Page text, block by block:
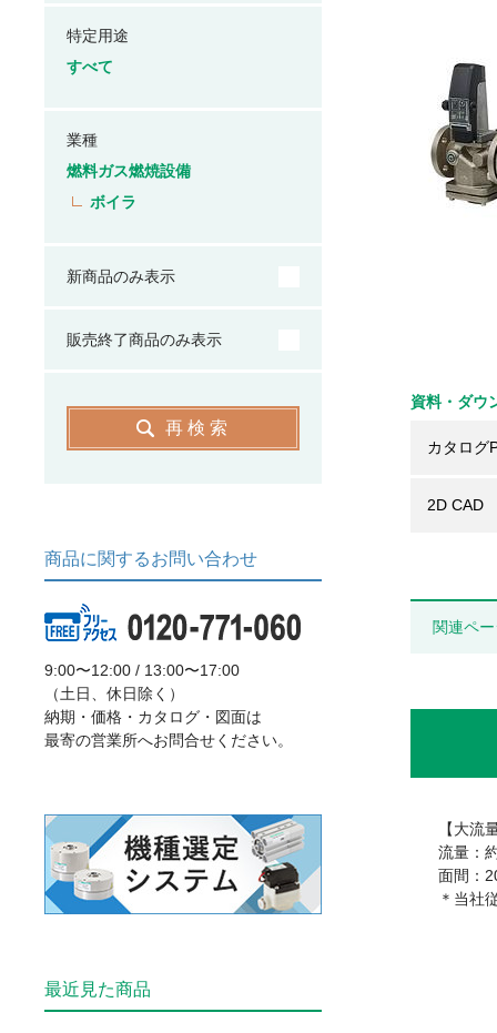
資料・ダウ
カタログ
2D CAD
関連ペ
【大流
流量：
面間：
＊当社
特定用途
すべて
業種
燃料ガス燃焼設備
ボイラ
新商品のみ表示
販売終了商品のみ表示
再検索
商品に関するお問い合わせ
9:00〜12:00 / 13:00〜17:00
（土日、休日除く）
納期・価格・カタログ・図面は
最寄の営業所へお問合せください。
最近見た商品